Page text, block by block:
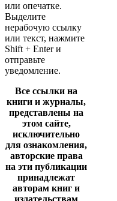
или опечатке.
Выделите
нерабочую ссылку
или текст, нажмите
Shift + Enter и
отправьте
уведомление.
Все ссылки на
книги и журналы,
представлены на
этом сайте,
исключительно
для ознакомления,
авторские права
на эти публикации
принадлежат
авторам книг и
издательствам